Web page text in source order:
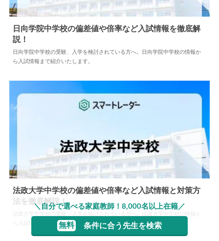
中学情報 2026.08.04
日向学院中学校の偏差値や倍率など入試情報を徹底解
説！
日向学院中学校の受験、入学を検討されている方へ。日向学院中学校の情報か
ら入試情報まで紹介いたします。
法政大学中学校の偏差値や倍率など入試情報と対策方
法を徹底解説！
法政大学中学校の受験、入学を検討されている方へ。法政大学中学校の情報か
ら入試情報、科目別の入試対策方法、過去問の傾向まで紹介いたします。
＼自分で選べる家庭教師！8,000名以上在籍／
無料 条件に合う先生を検索